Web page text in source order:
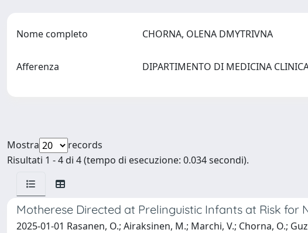
Nome completo CHORNA, OLENA DMYTRIVNA
Afferenza DIPARTIMENTO DI MEDICINA
Mostra
records
Risultati 1 - 4 di 4 (tempo di esecuzione: 0.034 secondi).
Motherese Directed at Prelinguistic Infants at Risk for
2025-01-01 Rasanen, O.; Airaksinen, M.; Marchi, V.; Chorna, O.;